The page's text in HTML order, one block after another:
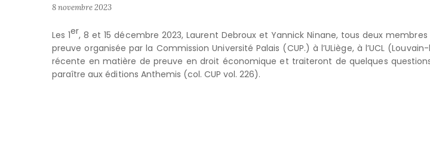
8 novembre 2023
Les 1er, 8 et 15 décembre 2023, Laurent Debroux et Yannick Ninane, tous deux
preuve organisée par la Commission Université Palais (CUP.) à l’ULiège, à l’UCL
récente en matière de preuve en droit économique et traiteront de quelques
paraître aux éditions Anthemis (col. CUP vol. 226).